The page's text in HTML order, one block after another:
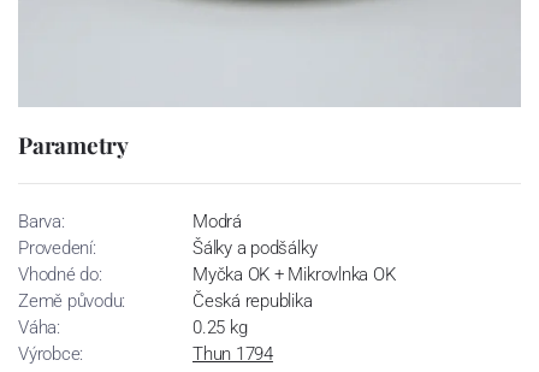
Parametry
Barva:
Modrá
Provedení:
Šálky a podšálky
Vhodné do:
Myčka OK + Mikrovlnka OK
Země původu:
Česká republika
Váha:
0.25 kg
Výrobce:
Thun 1794